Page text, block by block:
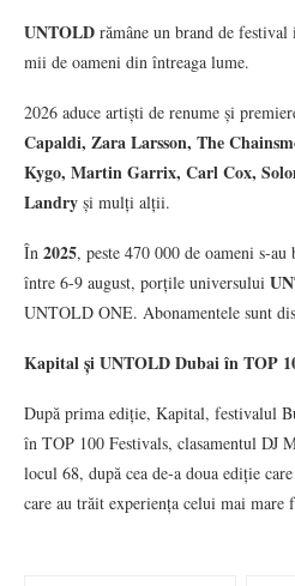
UNTOLD rămâne un brand de
mii de oameni din întreaga lume.
2026 aduce artiști de renume și
Capaldi, Zara Larsson, The
Kygo, Martin Garrix, Carl Cox,
Landry și mulți alții.
În 2025, peste 470 000 de oameni s-
între 6-9 august, porțile universului
UNTOLD ONE. Abonamentele sunt
Kapitalși UNTOLD Dubaiîn TOP
După prima ediție, Kapital, festivalul
în TOP 100 Festivals, clasamentul DJ
locul 68, după cea de-a doua ediție
care au trăit experiența celui mai mare